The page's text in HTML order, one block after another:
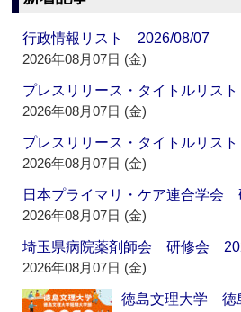
行政情報リスト 2026/08/07
2026年08月07日 (金)
プレスリリース・タイトルリス
2026年08月07日 (金)
プレスリリース・タイトルリス
2026年08月07日 (金)
日本プライマリ・ケア連合学
2026年08月07日 (金)
埼玉県病院薬剤師会 研修会
2026年08月07日 (金)
徳島文理大学 徳